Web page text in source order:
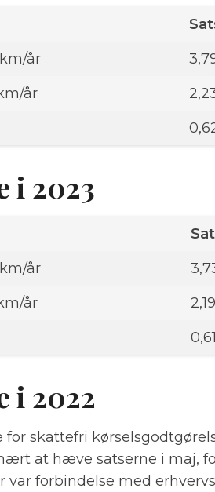
år
år
i 2023
år
år
i 2022
skattefri
at hæve satserne i maj,
forbindelse med